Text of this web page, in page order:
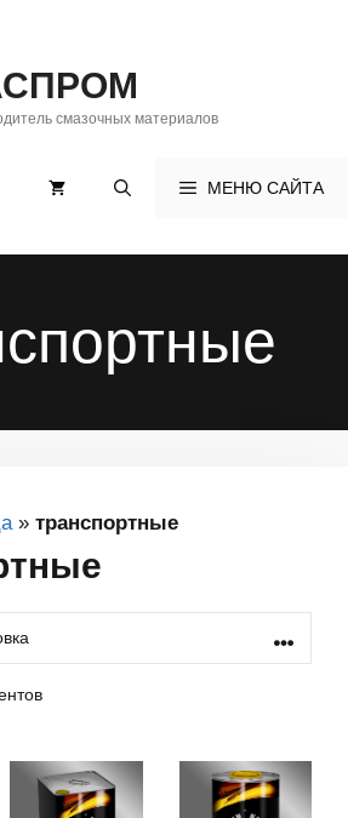
смазочных материалов
МЕНЮ САЙТА
» транспортные